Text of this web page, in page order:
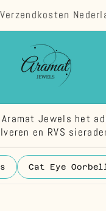
Jewels het
en RVS
Cat Eye